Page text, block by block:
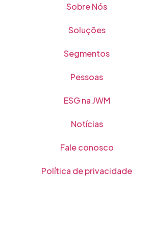
Sobre Nós
Soluções
Segmentos
Pessoas
ESG na JWM
Notícias
Fale conosco
Política de privacidade